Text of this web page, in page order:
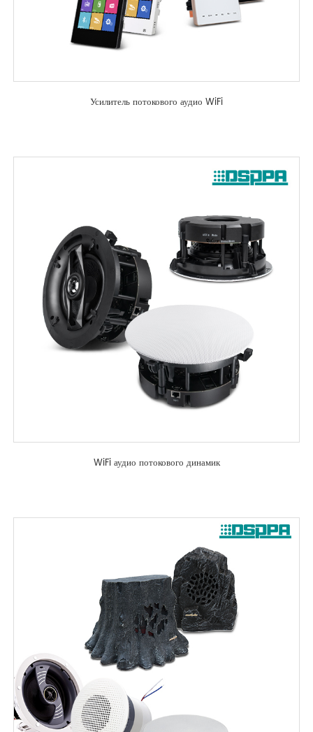
Усилитель потокового аудио WiFi
WiFi аудио потокового динамик